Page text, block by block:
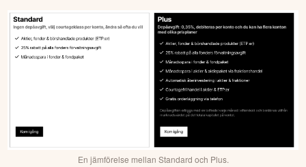
En jämförelse mellan Standard och Plus.